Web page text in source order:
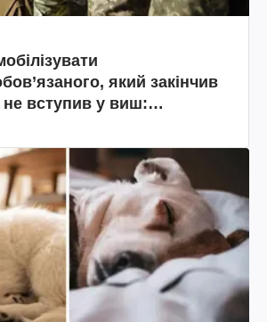
який закінчив
вступив у виш: